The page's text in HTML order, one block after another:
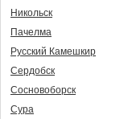
Никольск
Пачелма
Русский Камешкир
Сердобск
Сосновоборск
Сура